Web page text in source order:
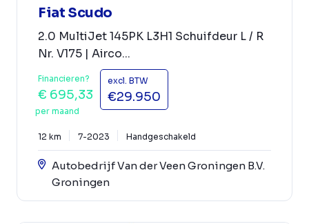
Fiat Scudo
2.0 MultiJet 145PK L3H1 Schuifdeur L / R
Nr. V175 | Airco...
Financieren?
€ 695,33
per maand
excl. BTW
€29.950
12 km 7-2023 Handgeschakeld
Autobedrijf Van der Veen Groningen B.V.
Groningen